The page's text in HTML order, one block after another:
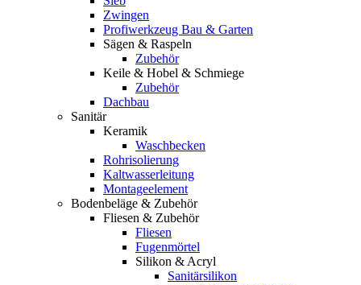
Zwingen
Profiwerkzeug Bau & Garten
Sägen & Raspeln
Zubehör
Keile & Hobel & Schmiege
Zubehör
Dachbau
Sanitär
Keramik
Waschbecken
Rohrisolierung
Kaltwasserleitung
Montageelement
Bodenbeläge & Zubehör
Fliesen & Zubehör
Fliesen
Fugenmörtel
Silikon & Acryl
Sanitärsilikon